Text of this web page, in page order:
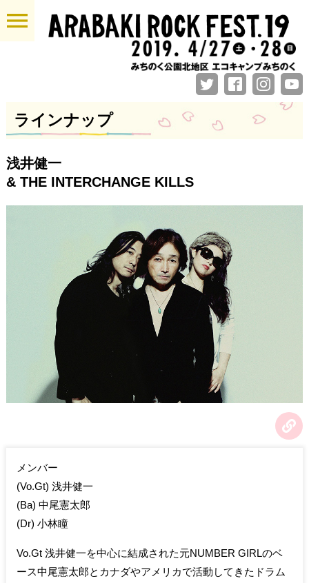
menu
ラインナップ
浅井健一
& THE INTERCHANGE KILLS
メンバー
(Vo.Gt) 浅井健一
(Ba) 中尾憲太郎
(Dr) 小林瞳
Vo.Gt 浅井健一を中心に結成された元NUMBER GIRLのベ
ース中尾憲太郎とカナダやアメリカで活動してきたドラム